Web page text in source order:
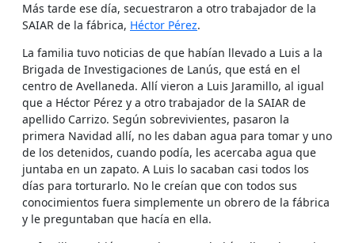
Más tarde ese día, secuestraron a otro trabajador de la
SAIAR de la fábrica, Héctor Pérez.
La familia tuvo noticias de que habían llevado a Luis a la
Brigada de Investigaciones de Lanús, que está en el
centro de Avellaneda. Allí vieron a Luis Jaramillo, al igual
que a Héctor Pérez y a otro trabajador de la SAIAR de
apellido Carrizo. Según sobrevivientes, pasaron la
primera Navidad allí, no les daban agua para tomar y uno
de los detenidos, cuando podía, les acercaba agua que
juntaba en un zapato. A Luis lo sacaban casi todos los
días para torturarlo. No le creían que con todos sus
conocimientos fuera simplemente un obrero de la fábrica
y le preguntaban que hacía en ella.